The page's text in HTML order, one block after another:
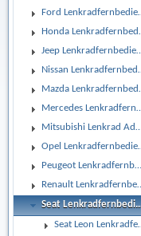
Ford Lenkradfernbedienungsadapter
Honda Lenkradfernbedienungsadapter
Jeep Lenkradfernbedienungsadapter
Nissan Lenkradfernbedienungsadapter
Mazda Lenkradfernbedienungsadapter
Mercedes Lenkradfernbedienungsadapter
Mitsubishi Lenkrad Adapter
Opel Lenkradfernbedienungsadapter
Peugeot Lenkradfernbedienungsadapter
Renault Lenkradfernbedienungsadapter
Seat Lenkradfernbedienungsadapter
Seat Leon Lenkradfernbedienungsadapter